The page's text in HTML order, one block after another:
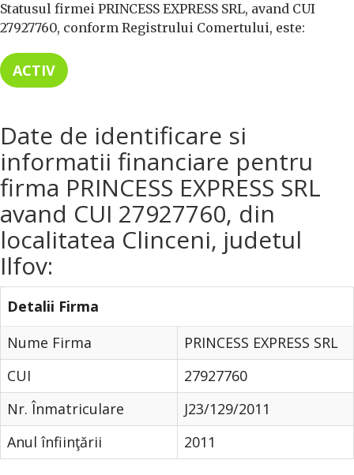
Statusul firmei PRINCESS EXPRESS SRL, avand CUI
27927760, conform Registrului Comertului, este:
ACTIV
Date de identificare si
informatii financiare pentru
firma PRINCESS EXPRESS SRL
avand CUI 27927760, din
localitatea Clinceni, judetul
Ilfov:
Detalii Firma
Nume Firma
PRINCESS EXPRESS SRL
CUI
27927760
Nr. Înmatriculare
J23/129/2011
Anul înfiinţării
2011